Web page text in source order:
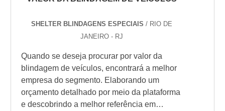
SHELTER BLINDAGENS ESPECIAIS / RIO DE
JANEIRO - RJ
Quando se deseja procurar por valor da
blindagem de veículos, encontrará a melhor
empresa do segmento. Elaborando um
orçamento detalhado por meio da plataforma
e descobrindo a melhor referência em